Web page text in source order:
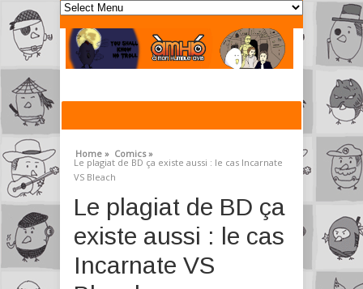
Home » Comics »
Le plagiat de BD ça existe aussi : le cas Incarnate
VS Bleach
Le plagiat de BD ça
existe aussi : le cas
Incarnate VS